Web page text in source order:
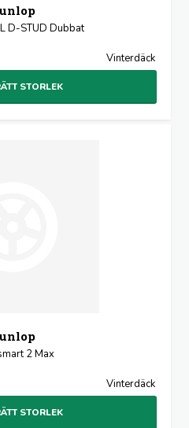
D-STUD Dubbat
Vinterdäck
STORLEK
2 Max
Vinterdäck
STORLEK